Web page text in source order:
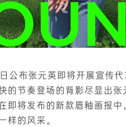
公布张元英即将开展宣传
的节奏登场的背影尽显出张
即将发布的新款唇釉画报
样的风采。